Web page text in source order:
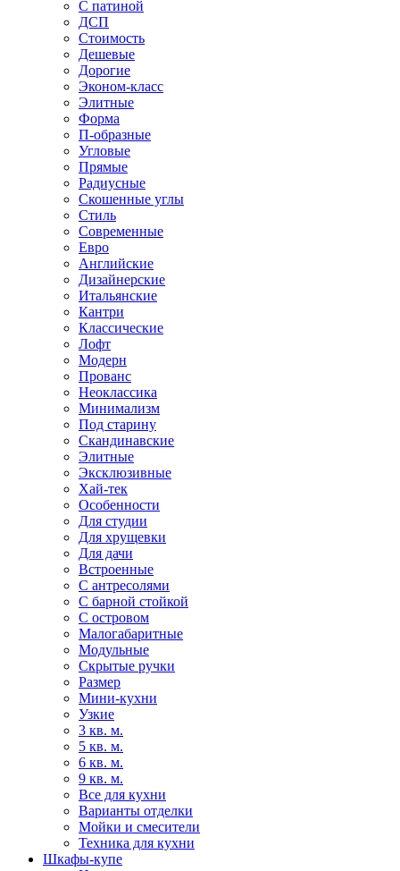
С патиной
ДСП
Стоимость
Дешевые
Дорогие
Эконом-класс
Элитные
Форма
П-образные
Угловые
Прямые
Радиусные
Скошенные углы
Стиль
Современные
Евро
Английские
Дизайнерские
Итальянские
Кантри
Классические
Лофт
Модерн
Прованс
Неоклассика
Минимализм
Под старину
Скандинавские
Элитные
Эксклюзивные
Хай-тек
Особенности
Для студии
Для хрущевки
Для дачи
Встроенные
С антресолями
С барной стойкой
С островом
Малогабаритные
Модульные
Скрытые ручки
Размер
Мини-кухни
Узкие
3 кв. м.
5 кв. м.
6 кв. м.
9 кв. м.
Все для кухни
Варианты отделки
Мойки и смесители
Техника для кухни
Шкафы-купе